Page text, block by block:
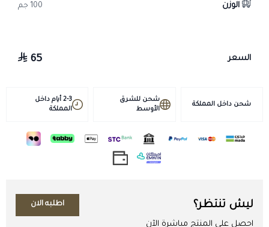
الوزن 100 جم
السعر 65
شحن داخل المملكة
شحن للشرق
الأوسط
2-3 أيام داخل
المملكة
ليش تنتظر؟
احصل على المنتج مباشرة الآن
اطلبه الان